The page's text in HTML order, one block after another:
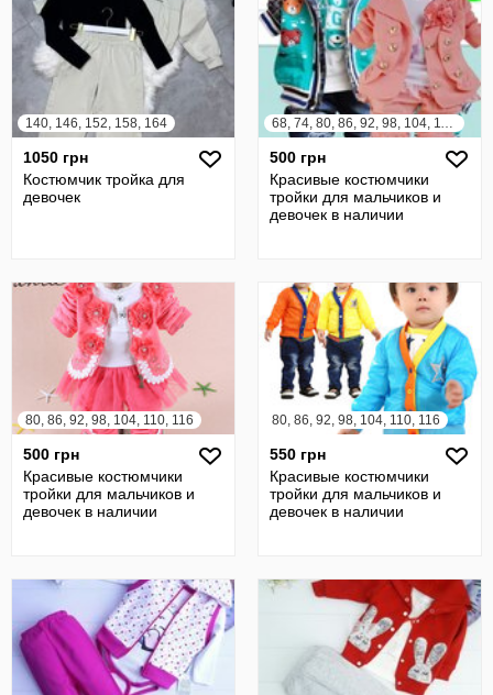
140, 146, 152, 158, 164
1050 грн
Костюмчик тройка для
девочек
68, 74, 80, 86, 92, 98, 104, 110, 116, 122
500 грн
Красивые костюмчики
тройки для мальчиков и
девочек в наличии
80, 86, 92, 98, 104, 110, 116
500 грн
Красивые костюмчики
тройки для мальчиков и
девочек в наличии
80, 86, 92, 98, 104, 110, 116
550 грн
Красивые костюмчики
тройки для мальчиков и
девочек в наличии